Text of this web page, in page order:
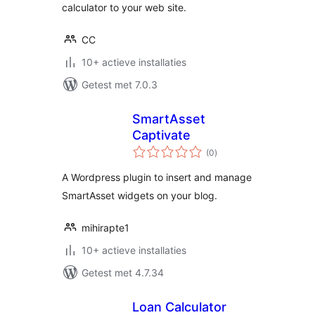
calculator to your web site.
CC
10+ actieve installaties
Getest met 7.0.3
SmartAsset
Captivate
(0totaal
waarderingen
)
A Wordpress plugin to insert and manage
SmartAsset widgets on your blog.
mihirapte1
10+ actieve installaties
Getest met 4.7.34
Loan Calculator